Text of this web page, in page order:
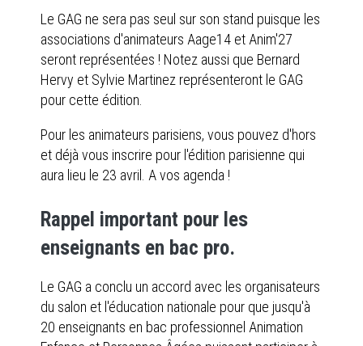
Le GAG ne sera pas seul sur son stand puisque les
associations d'animateurs Aage14 et Anim'27
seront représentées ! Notez aussi que Bernard
Hervy et Sylvie Martinez représenteront le GAG
pour cette édition.
Pour les animateurs parisiens, vous pouvez d'hors
et déjà vous inscrire pour l'édition parisienne qui
aura lieu le 23 avril. A vos agenda !
Rappel important pour les
enseignants en bac pro.
Le GAG a conclu un accord avec les organisateurs
du salon et l'éducation nationale pour que jusqu'à
20 enseignants en bac professionnel Animation